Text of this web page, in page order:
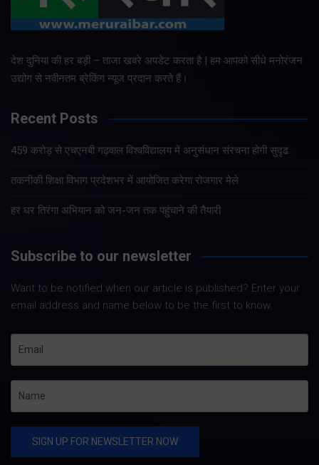
देश दुनिया की हर बड़ी – ताजा खबरे अपडेट करता है | हम आपको सीधे मनोरंजन
उद्योग से नवीनतम ब्रेकिंग न्यूज प्रदान करते हैं।
Recent Posts
459 करोड़ से एचएनबी गढ़वाल विश्वविद्यालय में अनुसंधान संरचना होगी सुदृढ
तकनीकी शिक्षा विभाग प्रदेशभर में आयोजित करेगा रोजगार मेले
हर घर तिरंगा अभियान को जन-जन तक पहुंचाने की तैयारी
Subscribe to our newsletter
Want to be notified when our article is published? Enter your
email address and name below to be the first to know.